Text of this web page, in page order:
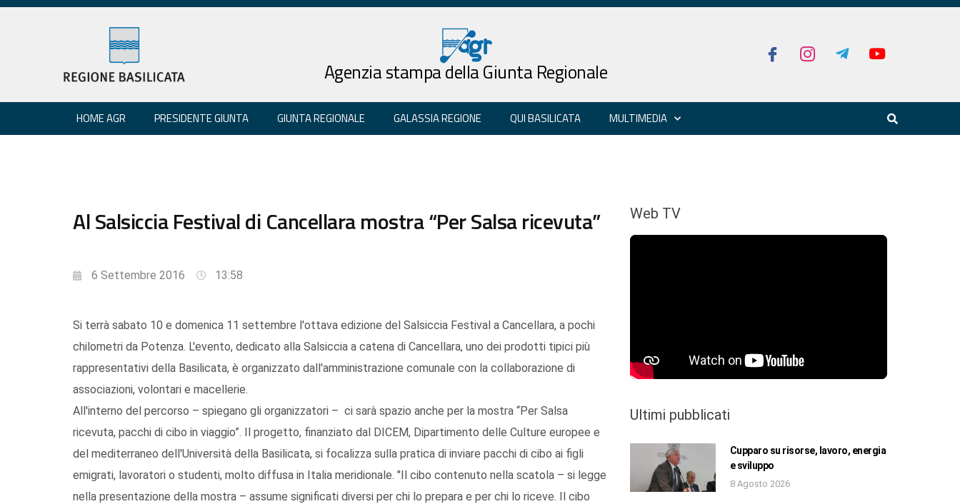
Agenzia stampa della Giunta Regionale
HOME AGR PRESIDENTE GIUNTA GIUNTA REGIONALE GALASSIA REGIONE QUI BASILICATA MULTIMEDIA
Al Salsiccia Festival di Cancellara mostra “Per Salsa ricevuta”
6 Settembre 2016 13:58
Si terrà sabato 10 e domenica 11 settembre l'ottava edizione del Salsiccia Festival a Cancellara, a pochi
chilometri da Potenza. L'evento, dedicato alla Salsiccia a catena di Cancellara, uno dei prodotti tipici più
rappresentativi della Basilicata, è organizzato dall'amministrazione comunale con la collaborazione di
associazioni, volontari e macellerie.
All'interno del percorso – spiegano gli organizzatori – ci sarà spazio anche per la mostra “Per Salsa
ricevuta, pacchi di cibo in viaggio”. Il progetto, finanziato dal DICEM, Dipartimento delle Culture europee e
del mediterraneo dell'Università della Basilicata, si focalizza sulla pratica di inviare pacchi di cibo ai figli
emigrati, lavoratori o studenti, molto diffusa in Italia meridionale. "Il cibo contenuto nella scatola – si legge
nella presentazione della mostra – assume significati diversi per chi lo prepara e per chi lo riceve. Il cibo
Web TV
Ultimi pubblicati
Cupparo su risorse, lavoro, energia
e sviluppo
8 Agosto 2026